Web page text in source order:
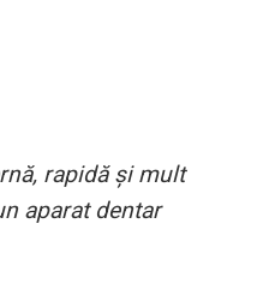
rapidă și mult
aparat dentar